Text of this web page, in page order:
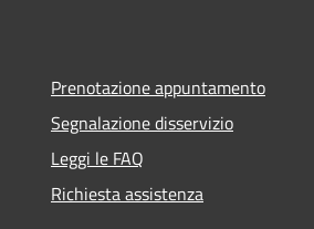
Prenotazione appuntamento
Segnalazione disservizio
Leggi le FAQ
Richiesta assistenza